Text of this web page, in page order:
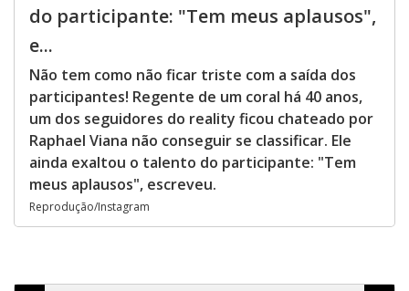
do participante: "Tem meus aplausos",
e...
Não tem como não ficar triste com a saída dos
participantes! Regente de um coral há 40 anos,
um dos seguidores do reality ficou chateado por
Raphael Viana não conseguir se classificar. Ele
ainda exaltou o talento do participante: "Tem
meus aplausos", escreveu.
Reprodução/Instagram